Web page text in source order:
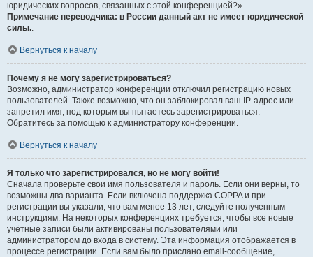
юридических вопросов, связанных с этой конференцией?».
Примечание переводчика: в России данный акт не имеет юридической
силы..
Вернуться к началу
Почему я не могу зарегистрироваться?
Возможно, администратор конференции отключил регистрацию новых
пользователей. Также возможно, что он заблокировал ваш IP-адрес или
запретил имя, под которым вы пытаетесь зарегистрироваться.
Обратитесь за помощью к администратору конференции.
Вернуться к началу
Я только что зарегистрировался, но не могу войти!
Сначала проверьте свои имя пользователя и пароль. Если они верны, то
возможны два варианта. Если включена поддержка COPPA и при
регистрации вы указали, что вам менее 13 лет, следуйте полученным
инструкциям. На некоторых конференциях требуется, чтобы все новые
учётные записи были активированы пользователями или
администратором до входа в систему. Эта информация отображается в
процессе регистрации. Если вам было прислано email-сообщение,